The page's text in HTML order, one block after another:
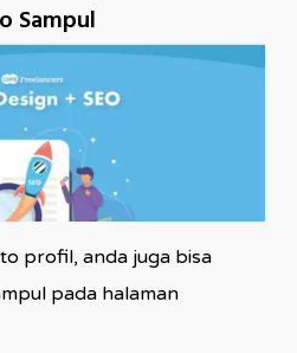
Sampul
profil, anda juga bisa
pada halaman